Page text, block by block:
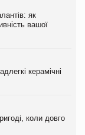
як
вашої
керамічні
коли довго